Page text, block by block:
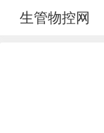
生管物控网